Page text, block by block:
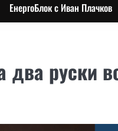
ЕнергоБлок с Иван Плачков
два руски